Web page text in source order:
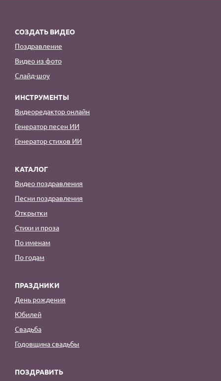
СОЗДАТЬ ВИДЕО
Поздравление
Видео из фото
Слайд-шоу
ИНСТРУМЕНТЫ
Видеоредактор онлайн
Генератор песен ИИ
Генератор стихов ИИ
КАТАЛОГ
Видео поздравления
Песни поздравления
Открытки
Стихи и проза
По именам
По годам
ПРАЗДНИКИ
День рождения
Юбилей
Свадьба
Годовщина свадьбы
ПОЗДРАВИТЬ